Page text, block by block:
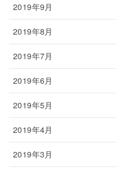
2019年9月
2019年8月
2019年7月
2019年6月
2019年5月
2019年4月
2019年3月